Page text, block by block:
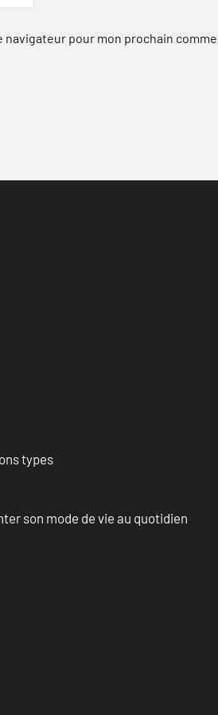
pour mon prochain
types
son mode de vie au quotidien